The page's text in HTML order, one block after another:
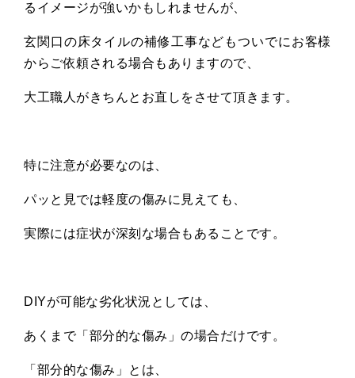
るイメージが強いかもしれませんが、
玄関口の床タイルの補修工事などもついでにお客様
からご依頼される場合もありますので、
大工職人がきちんとお直しをさせて頂きます。
特に注意が必要なのは、
パッと見では軽度の傷みに見えても、
実際には症状が深刻な場合もあることです。
DIYが可能な劣化状況としては、
あくまで「部分的な傷み」の場合だけです。
「部分的な傷み」とは、